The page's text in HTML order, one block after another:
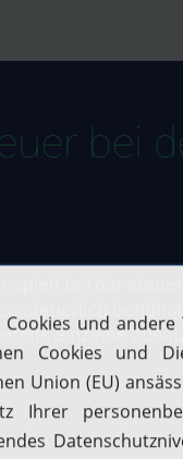
bei
spielt bei der
steuerlich
einzelne